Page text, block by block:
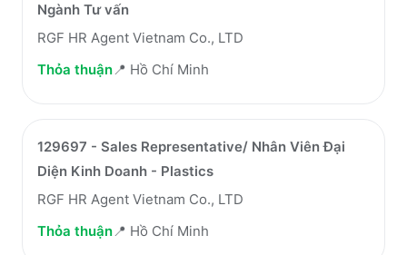
Ngành Tư vấn
RGF HR Agent Vietnam Co., LTD
Thỏa thuận📍 Hồ Chí Minh
129697 - Sales Representative/ Nhân Viên Đại
Diện Kinh Doanh - Plastics
RGF HR Agent Vietnam Co., LTD
Thỏa thuận📍 Hồ Chí Minh